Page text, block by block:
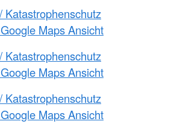
Katastrophenschutz
Maps Ansicht
Katastrophenschutz
Maps Ansicht
Katastrophenschutz
Maps Ansicht